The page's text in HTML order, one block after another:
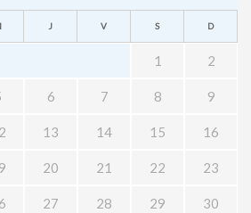
J V S D
1 2
6 7 8 9
13 14 15 16
20 21 22 23
27 28 29 30